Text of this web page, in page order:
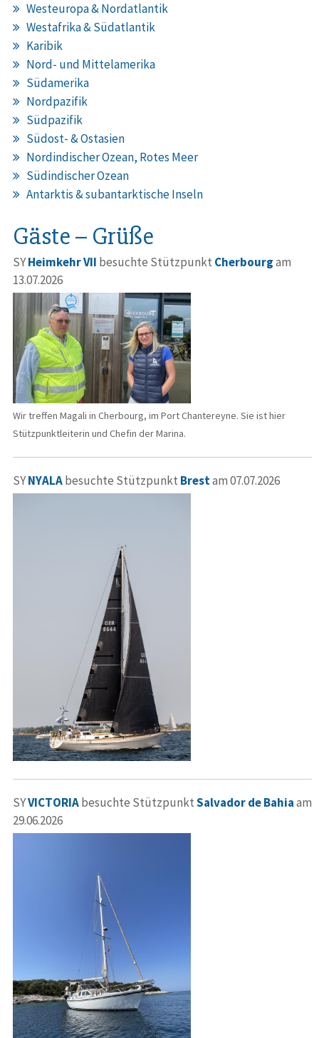
Westeuropa & Nordatlantik
Westafrika & Südatlantik
Karibik
Nord- und Mittelamerika
Südamerika
Nordpazifik
Südpazifik
Südost- & Ostasien
Nordindischer Ozean, Rotes Meer
Südindischer Ozean
Antarktis & subantarktische Inseln
Gäste – Grüße
SYHeimkehr VII besuchte Stützpunkt Cherbourgam
13.07.2026
Wir treffen Magali in Cherbourg, im Port Chantereyne. Sie ist hier
Stützpunktleiterin und Chefin der Marina.
SYNYALAbesuchte Stützpunkt Brestam 07.07.2026
SYVICTORIAbesuchte StützpunktSalvador de Bahiaam
29.06.2026